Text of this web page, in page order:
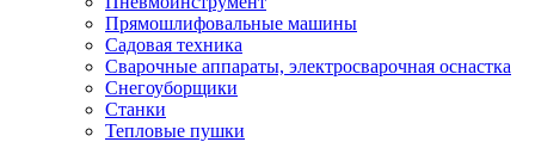
Прямошлифовальные машины
Садовая техника
Сварочные аппараты, электросварочная оснастка
Снегоуборщики
Станки
Тепловые пушки